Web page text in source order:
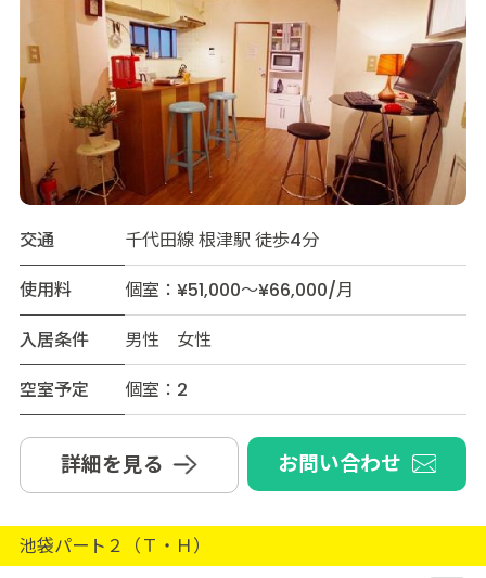
交通
千代田線 根津駅 徒歩4分
使用料
個室：¥51,000～¥66,000/月
入居条件
男性 女性
空室予定
個室：2
詳細を見る お問い合わせ
池袋パート２（Ｔ・Ｈ）